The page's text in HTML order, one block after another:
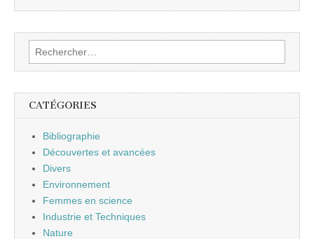
Rechercher :
CATÉGORIES
Bibliographie
Découvertes et avancées
Divers
Environnement
Femmes en science
Industrie et Techniques
Nature